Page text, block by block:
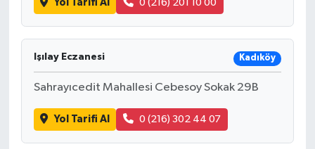
Yol Tarifi Al 0 (216) 201 10 00
Işılay Eczanesi Kadıköy
Sahrayıcedit Mahallesi Cebesoy Sokak 29B
Yol Tarifi Al 0 (216) 302 44 07